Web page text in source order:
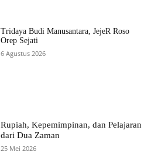
Tridaya Budi Manusantara, JejeR Roso
Orep Sejati
6 Agustus 2026
Rupiah, Kepemimpinan, dan Pelajaran
dari Dua Zaman
25 Mei 2026